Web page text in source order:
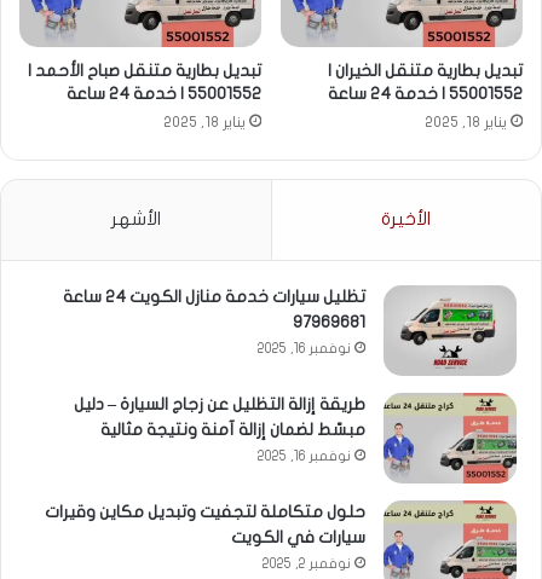
تبديل بطارية متنقل الخيران |
55001552 | خدمة 24 ساعة
يناير 18, 2025
تبديل بطارية متنقل صباح الأحمد |
55001552 | خدمة 24 ساعة
يناير 18, 2025
الأخيرة الأشهر
تظليل سيارات خدمة منازل الكويت 24 ساعة
97969681
نوفمبر 16, 2025
طريقة إزالة التظليل عن زجاج السيارة – دليل
مبسّط لضمان إزالة آمنة ونتيجة مثالية
نوفمبر 16, 2025
حلول متكاملة لتجفيت وتبديل مكاين وقيرات
سيارات في الكويت
نوفمبر 2, 2025